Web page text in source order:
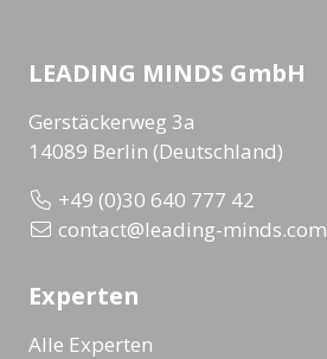
LEADING MINDS GmbH
Gerstäckerweg 3a
14089 Berlin (Deutschland)
+49 (0)30 640 777 42
contact@leading-minds.com
Experten
Alle Experten